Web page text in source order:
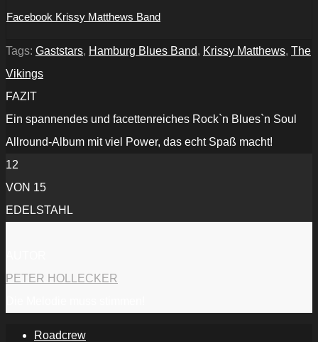
Facebook Krissy Matthews Band
Tags: Gaststars, Hamburg Blues Band, Krissy Matthews, The
Vikings
FAZIT
Ein spannendes und facettenreiches Rock`n Blues`n Soul
Allround-Album mit viel Power, das echt Spaß macht!
12
VON 15
EDELSTAHL
PETER HOLLECKER
Roadcrew